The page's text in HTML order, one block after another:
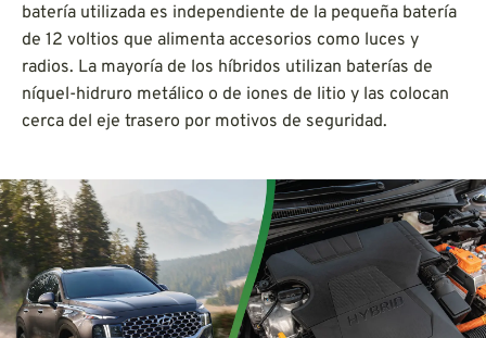
batería utilizada es independiente de la pequeña batería
de 12 voltios que alimenta accesorios como luces y
radios. La mayoría de los híbridos utilizan baterías de
níquel-hidruro metálico o de iones de litio y las colocan
cerca del eje trasero por motivos de seguridad.